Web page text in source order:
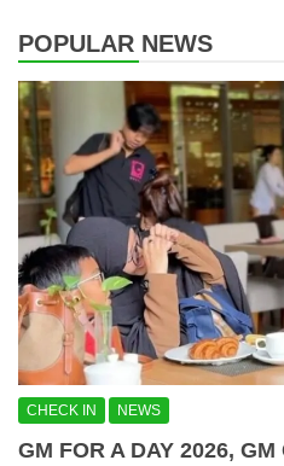
POPULAR NEWS
CHECK IN NEWS
GM FOR A DAY 2026,